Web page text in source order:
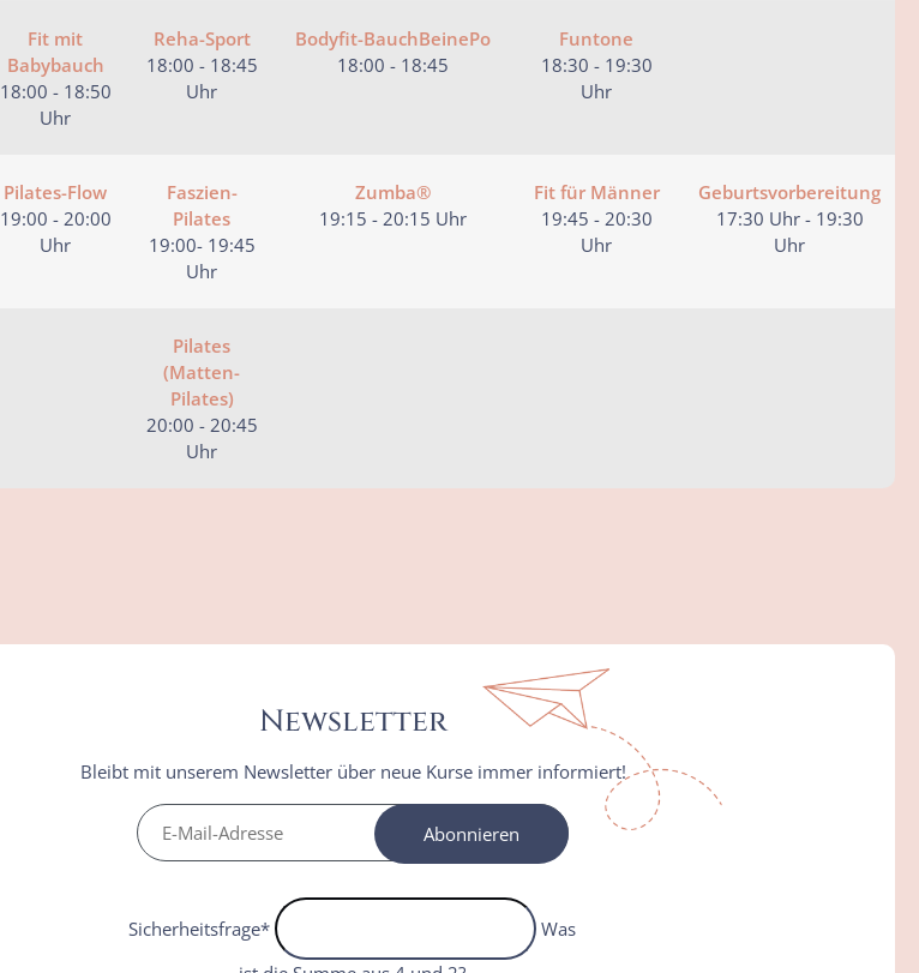
Fit mit
Babybauch
18:00 - 18:50
Uhr
Reha-Sport
18:00 - 18:45
Uhr
Bodyfit-BauchBeinePo
18:00 - 18:45
Funtone
18:30 - 19:30
Uhr
Pilates-Flow
19:00 - 20:00
Uhr
Faszien-
Pilates
19:00- 19:45
Uhr
Zumba®
19:15 - 20:15 Uhr
Fit für Männer
19:45 - 20:30
Uhr
Geburtsvorbereitung
17:30 Uhr - 19:30
Uhr
Pilates
(Matten-
Pilates)
20:00 - 20:45
Uhr
Newsletter
Bleibt mit unserem Newsletter über neue Kurse immer informiert!
Sicherheitsfrage*
Was
Abonnieren